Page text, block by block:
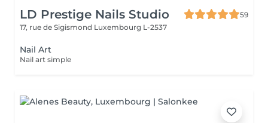
LD Prestige Nails Studio
59
17, rue de Sigismond Luxembourg L-2537
Nail Art
Nail art simple